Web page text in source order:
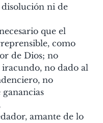
disolución ni de
que el
como
de Dios; no
iracundo, no dado al
no
amante de lo